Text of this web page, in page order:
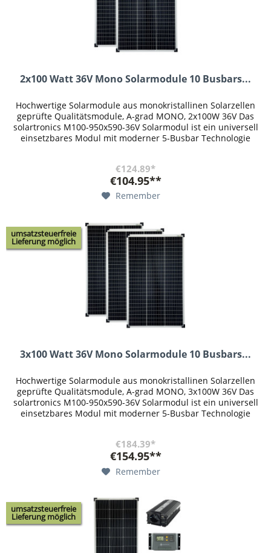
2x100 Watt 36V Mono Solarmodule 10 Busbars...
Hochwertige Solarmodule aus monokristallinen Solarzellen
geprüfte Qualitätsmodule, A-grad MONO, 2x100W 36V Das
solartronics M100-950x590-36V Solarmodul ist ein universell
einsetzbares Modul mit moderner 5-Busbar Technologie
€124.89*
€104.95**
Remember
umsatzsteuerfreie
Lieferung möglich
3x100 Watt 36V Mono Solarmodule 10 Busbars...
Hochwertige Solarmodule aus monokristallinen Solarzellen
geprüfte Qualitätsmodule, A-grad MONO, 3x100W 36V Das
solartronics M100-950x590-36V Solarmodul ist ein universell
einsetzbares Modul mit moderner 5-Busbar Technologie
€184.39*
€154.95**
Remember
umsatzsteuerfreie
Lieferung möglich